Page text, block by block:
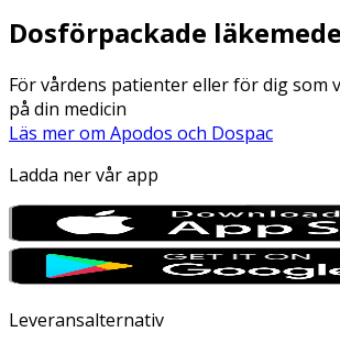
Dosförpackade
För vårdens patienter eller för dig som
på din medicin
Läs mer om Apodos och Dospac
Ladda ner vår app
Leveransalternativ